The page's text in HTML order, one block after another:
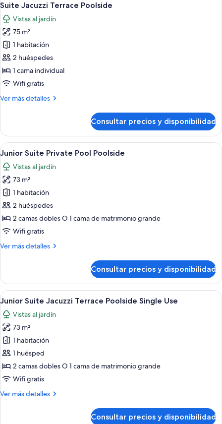
todas
las
fotos
de
Suite
Jacuzzi
Terrace
Poolside
5
Suite Jacuzzi Terrace Poolside
Vistas al jardín
75 m²
1 habitación
2 huéspedes
1 cama individual
Wifi gratis
Ver más detalles
Más
Jacuzzi
Terrace
Poolside
Consultar precios y disponibilidad
Abrir
todas
las
fotos
de
Junior
Suite
Private
Poolside
Zona de piscina con agua cristalina,
5
Junior Suite Private Pool Poolside
Vistas al jardín
73 m²
1 habitación
2 huéspedes
2 camas dobles O 1 cama de matrimonio grande
Wifi gratis
Ver más detalles
Más
Suite
Private
Pool
Poolside
Consultar precios y disponibilidad
Abrir
todas
las
fotos
de
Junior
Suite
Jacuzzi
Terrace
Poolside
Una habitación de hotel moderna
5
Junior Suite Jacuzzi Terrace Poolside Single Use
Vistas al jardín
73 m²
1 habitación
1 huésped
2 camas dobles O 1 cama de matrimonio grande
Wifi gratis
Ver más detalles
Más
Consultar precios y disponibilidad